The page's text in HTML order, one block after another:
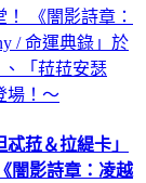
菈＆拉緹卡」
闇影詩章：凌越